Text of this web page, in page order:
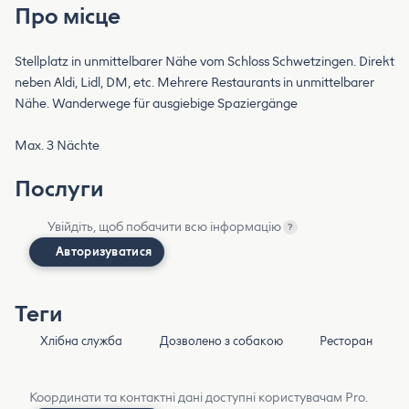
Про місце
Stellplatz in unmittelbarer Nähe vom Schloss Schwetzingen. Direkt
neben Aldi, Lidl, DM, etc. Mehrere Restaurants in unmittelbarer
Nähe. Wanderwege für ausgiebige Spaziergänge
Max. 3 Nächte
Послуги
Увійдіть, щоб побачити всю інформацію ?
Авторизуватися
Теги
Хлібна служба Дозволено з собакою Ресторан
Координати та контактні дані доступні користувачам Pro.